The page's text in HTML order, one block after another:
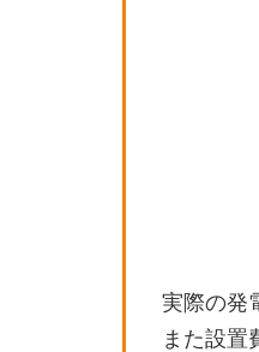
実際の発
また設置